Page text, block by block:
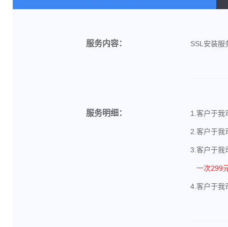
服务内容： SSL安装服
服务明细： 1.客户于我
2.客户于我
3.客户于我
一次299
4.客户于我